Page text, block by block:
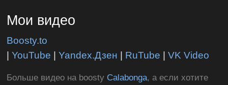
Мои видео
Boosty.to
|YouTube |Yandex.Дзен | RuTube |VK Video
Больше видео на boosty Calabonga, а если хотите